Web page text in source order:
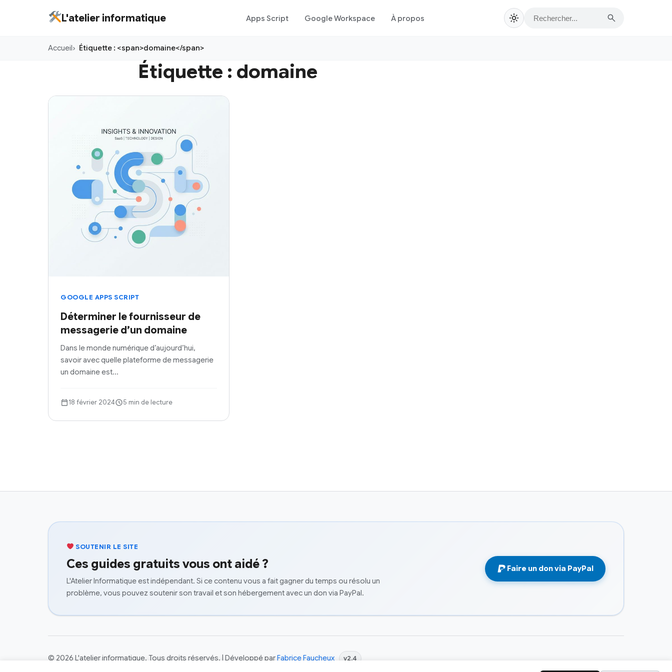
L'atelier informatique Apps Script Google Workspace À propos
Accueil Étiquette : <span>domaine</span>
Étiquette : domaine
GOOGLE APPS SCRIPT
Déterminer le fournisseur de
messagerie d’un domaine
Dans le monde numérique d’aujourd’hui,
savoir avec quelle plateforme de messagerie
un domaine est…
18 février 2024 5 min de lecture
SOUTENIR LE SITE
Ces guides gratuits vous ont aidé ?
L'Atelier Informatique est indépendant. Si ce contenu vous a fait gagner du temps ou résolu un
problème, vous pouvez soutenir son travail et son hébergement avec un don via PayPal.
Faire un don via PayPal
© 2026 L'atelier informatique. Tous droits réservés. | Développé parFabrice Faucheux v2.4